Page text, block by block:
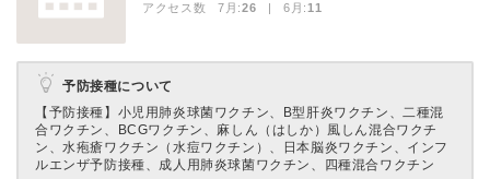
アクセス数 7月:26 | 6月:11
予防接種について
【予防接種】 小児用肺炎球菌ワクチン、B型肝炎ワクチン、二種混
合ワクチン、BCGワクチン、麻しん（はしか）風しん混合ワクチ
ン、水疱瘡ワクチン（水痘ワクチン）、日本脳炎ワクチン、インフ
ルエンザ予防接種、成人用肺炎球菌ワクチン、四種混合ワクチン